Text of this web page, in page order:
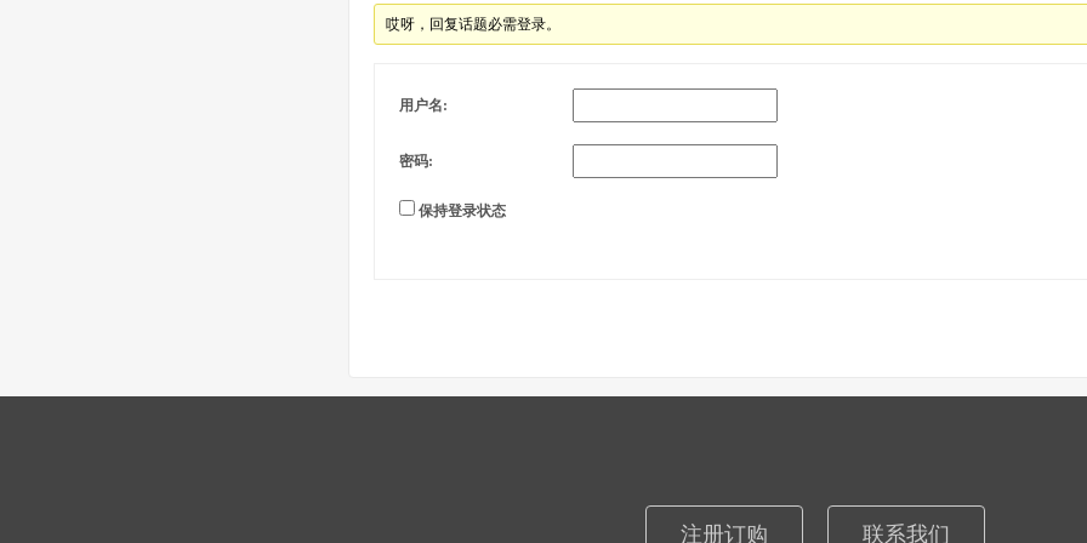
哎呀，回复话题必需登录。
用户名:
密码:
保持登录状态
注册订购 联系我们